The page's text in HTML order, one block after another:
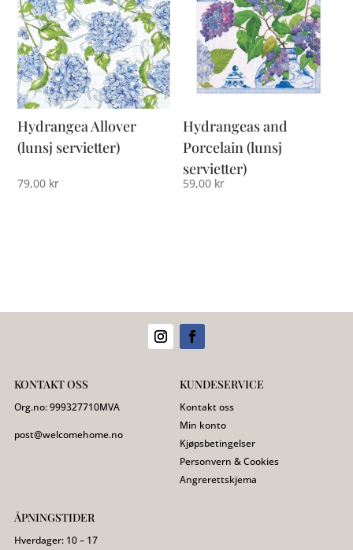
Hydrangea Allover
(lunsj servietter)
79,00 kr
Hydrangeas and
Porcelain (lunsj
servietter)
59,00 kr
KONTAKT OSS
Org.no:999327710MVA
post@welcomehome.no
KUNDESERVICE
Kontakt oss
Min konto
Kjøpsbetingelser
Personvern & Cookies
Angrerettskjema
ÅPNINGSTIDER
Hverdager: 10 – 17